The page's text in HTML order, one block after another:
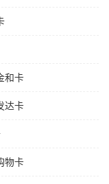
和卡
达卡
物卡